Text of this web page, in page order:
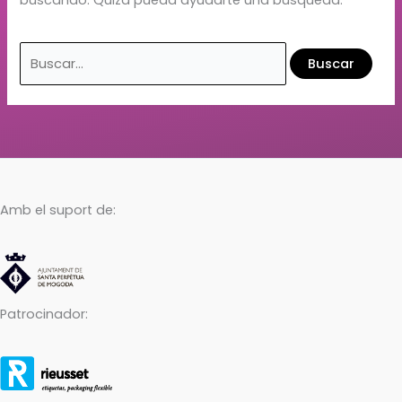
Amb el suport de:
Patrocinador: